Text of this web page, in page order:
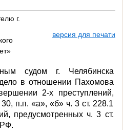
г.
версия для печати
судом г. Челябинска
в отношении Пахомова
2-х преступлений,
п.п. «а», «б» ч. 3 ст. 228.1
предусмотренных ч. 3 ст.
РФ.